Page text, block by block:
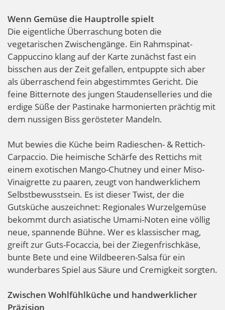
Wenn Gemüse die Hauptrolle spielt
Die eigentliche Überraschung boten die
vegetarischen Zwischengänge. Ein Rahmspinat-
Cappuccino klang auf der Karte zunächst fast ein
bisschen aus der Zeit gefallen, entpuppte sich aber
als überraschend fein abgestimmtes Gericht. Die
feine Bitternote des jungen Staudenselleries und die
erdige Süße der Pastinake harmonierten prächtig mit
dem nussigen Biss gerösteter Mandeln.
Mut bewies die Küche beim Radieschen- & Rettich-
Carpaccio. Die heimische Schärfe des Rettichs mit
einem exotischen Mango-Chutney und einer Miso-
Vinaigrette zu paaren, zeugt von handwerklichem
Selbstbewusstsein. Es ist dieser Twist, der die
Gutsküche auszeichnet: Regionales Wurzelgemüse
bekommt durch asiatische Umami-Noten eine völlig
neue, spannende Bühne. Wer es klassischer mag,
greift zur Guts-Focaccia, bei der Ziegenfrischkäse,
bunte Bete und eine Wildbeeren-Salsa für ein
wunderbares Spiel aus Säure und Cremigkeit sorgten.
Zwischen Wohlfühlküche und handwerklicher
Präzision